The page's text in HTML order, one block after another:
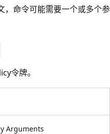
，命令可能需要一个或多个参
令牌。
Arguments